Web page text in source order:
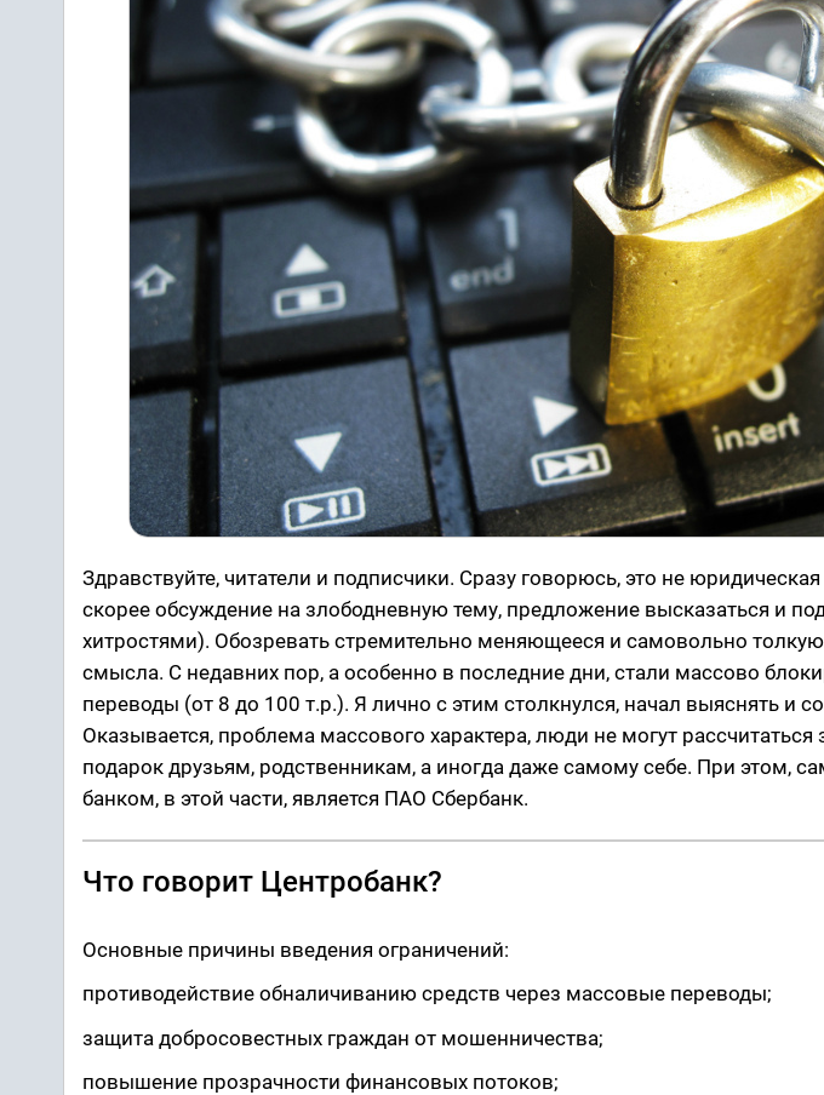
Здравствуйте, читатели и подписчики. Сразу говорюсь, это не
скорее обсуждение на злободневную тему, предложение высказаться и
хитростями). Обозревать стремительно меняющееся и самовольно
смысла. С недавних пор, а особенно в последние дни, стали массово
переводы (от 8 до 100 т.р.). Я лично с этим столкнулся, начал выяснять и
Оказывается, проблема массового характера, люди не могут рассчитаться
подарок друзьям, родственникам, а иногда даже самому себе. При этом,
банком, в этой части, является ПАО Сбербанк.
Что говорит Центробанк?
Основные причины введения ограничений:
противодействие обналичиванию средств через массовые переводы;
защита добросовестных граждан от мошенничества;
повышение прозрачности финансовых потоков;